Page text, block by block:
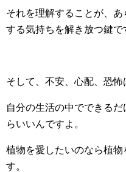
それを理解することが、あ
する気持ちを解き放つ鍵で
そして、不安、心配、恐怖
自分の生活の中でできる
らいいんですよ。
植物を愛したいのなら植
す。